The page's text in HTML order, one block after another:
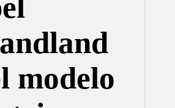
modelo